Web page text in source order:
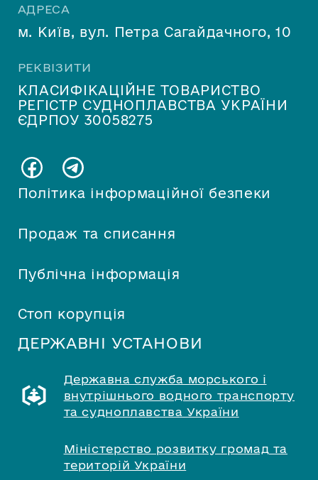
Політика інформаційної безпеки
Продаж та списання
Публічна інформація
Стоп корупція
АДРЕСА
м. Київ, вул. Петра Сагайдачного, 10
РЕКВІЗИТИ
КЛАСИФІКАЦІЙНЕ ТОВАРИСТВО
РЕГІСТР СУДНОПЛАВСТВА УКРАЇНИ
ЄДРПОУ 30058275
ДЕРЖАВНІ УСТАНОВИ
Державна служба морського і
внутрішнього водного транспорту
та судноплавства України
Міністерство розвитку громад та
територій України